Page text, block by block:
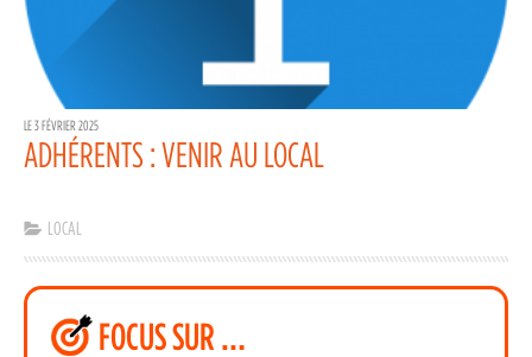
LE 3 FÉVRIER 2025
ADHÉRENTS : VENIR AU LOCAL
LOCAL
FOCUS SUR …